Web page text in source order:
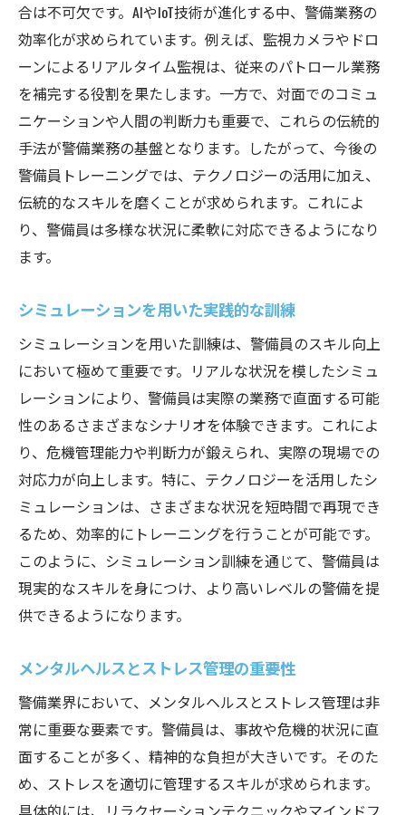
合は不可欠です。AIやIoT技術が進化する中、警備業務の
効率化が求められています。例えば、監視カメラやドロ
ーンによるリアルタイム監視は、従来のパトロール業務
を補完する役割を果たします。一方で、対面でのコミュ
ニケーションや人間の判断力も重要で、これらの伝統的
手法が警備業務の基盤となります。したがって、今後の
警備員トレーニングでは、テクノロジーの活用に加え、
伝統的なスキルを磨くことが求められます。これによ
り、警備員は多様な状況に柔軟に対応できるようになり
ます。
シミュレーションを用いた実践的な訓練
シミュレーションを用いた訓練は、警備員のスキル向上
において極めて重要です。リアルな状況を模したシミュ
レーションにより、警備員は実際の業務で直面する可能
性のあるさまざまなシナリオを体験できます。これによ
り、危機管理能力や判断力が鍛えられ、実際の現場での
対応力が向上します。特に、テクノロジーを活用したシ
ミュレーションは、さまざまな状況を短時間で再現でき
るため、効率的にトレーニングを行うことが可能です。
このように、シミュレーション訓練を通じて、警備員は
現実的なスキルを身につけ、より高いレベルの警備を提
供できるようになります。
メンタルヘルスとストレス管理の重要性
警備業界において、メンタルヘルスとストレス管理は非
常に重要な要素です。警備員は、事故や危機的状況に直
面することが多く、精神的な負担が大きいです。そのた
め、ストレスを適切に管理するスキルが求められます。
具体的には、リラクセーションテクニックやマインドフ